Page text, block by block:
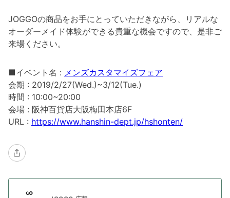
JOGGOの商品をお手にとっていただきながら、リアルな
オーダーメイド体験ができる貴重な機会ですので、是非ご
来場ください。
■イベント名 : メンズカスタマイズフェア
会期 : 2019/2/27(Wed.)~3/12(Tue.)
時間 : 10:00~20:00
会場 : 阪神百貨店大阪梅田本店6F
URL : https://www.hanshin-dept.jp/hshonten/